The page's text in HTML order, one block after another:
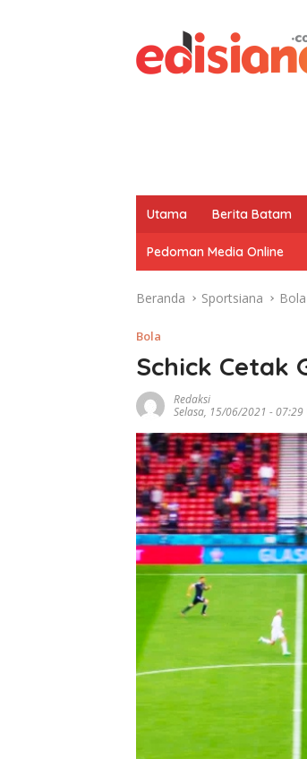
Utama Berita Batam
Pedoman Media Online
Beranda Sportsiana Bola
Bola
Schick Cetak
Redaksi
Selasa, 15/06/2021 - 07:29